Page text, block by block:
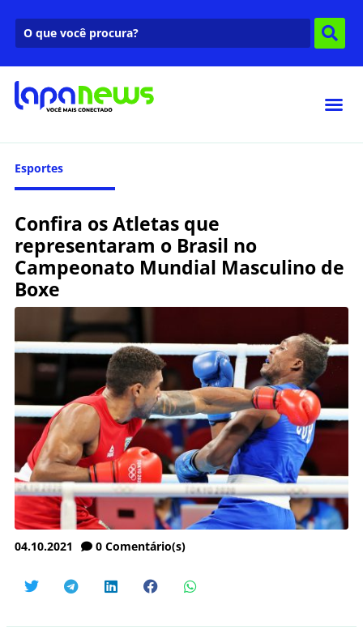
Esportes
Confira os Atletas que
representaram o Brasil no
Campeonato Mundial Masculino de
Boxe
04.10.2021 0 Comentário(s)